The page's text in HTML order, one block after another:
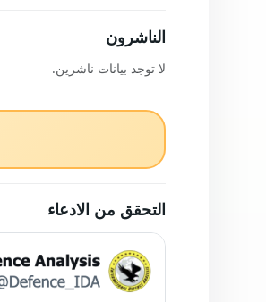
الناشرون
لا توجد بيانات ناشرين.
التحقق من الادعاء